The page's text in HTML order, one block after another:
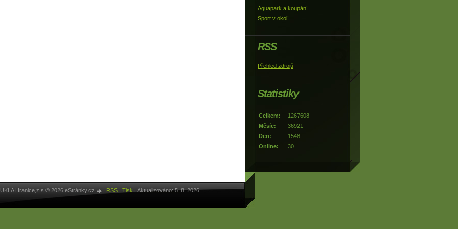
Aquapark a koupání
Sport v okolí
RSS
Přehled zdrojů
Statistiky
Online: 30
Celkem:
1267608
Měsíc:
36921
Den:
1548
Hranice,z.s.© 2026 eStránky.cz RSS Tisk Aktualizováno: 5. 8. 2026